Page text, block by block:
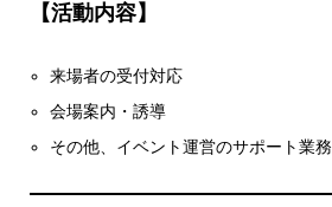
【活動内容】
来場者の受付対応
会場案内・誘導
その他、イベント運営のサポート業務